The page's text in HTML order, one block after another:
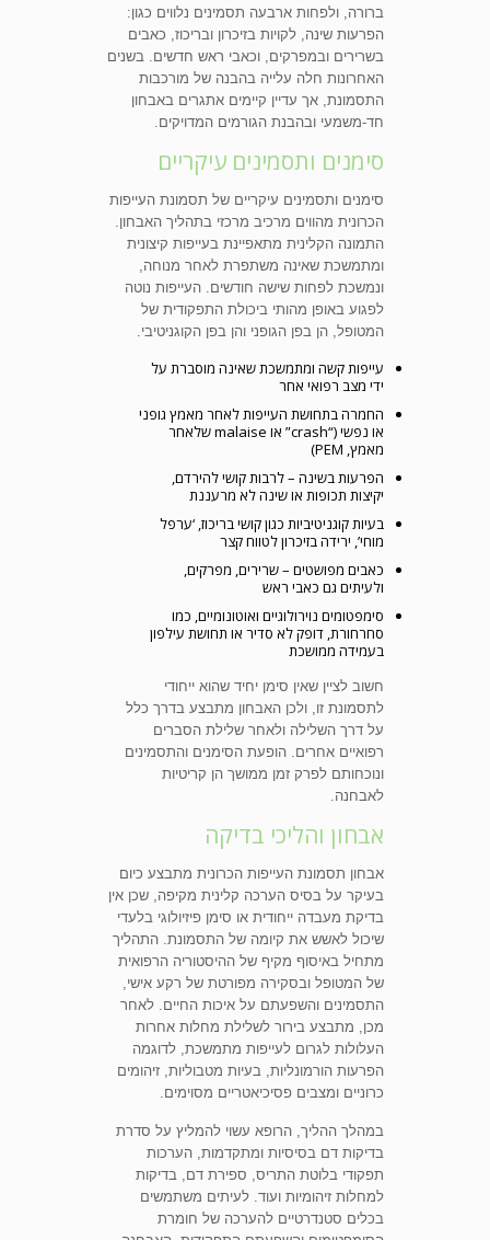
ברורה, ולפחות ארבעה תסמינים נלווים כגון:
הפרעות שינה, לקויות בזיכרון ובריכוז, כאבים
בשרירים ובמפרקים, וכאבי ראש חדשים. בשנים
האחרונות חלה עלייה בהבנה של מורכבות
התסמונת, אך עדיין קיימים אתגרים באבחון
חד-משמעי ובהבנת הגורמים המדויקים.
סימנים ותסמינים עיקריים
סימנים ותסמינים עיקריים של תסמונת העייפות
הכרונית מהווים מרכיב מרכזי בתהליך האבחון.
התמונה הקלינית מתאפיינת בעייפות קיצונית
ומתמשכת שאינה משתפרת לאחר מנוחה,
ונמשכת לפחות שישה חודשים. העייפות נוטה
לפגוע באופן מהותי ביכולת התפקודית של
המטופל, הן בפן הגופני והן בפן הקוגניטיבי.
עייפות קשה ומתמשכת שאינה מוסברת על
ידי מצב רפואי אחר
החמרה בתחושת העייפות לאחר מאמץ גופני
או נפשי (“crash” או malaise שלאחר
מאמץ, PEM)
הפרעות בשינה – לרבות קושי להירדם,
יקיצות תכופות או שינה לא מרעננת
בעיות קוגניטיביות כגון קושי בריכוז, ‘ערפל
מוחי’, ירידה בזיכרון לטווח קצר
כאבים מפושטים – שרירים, מפרקים,
ולעיתים גם כאבי ראש
סימפטומים נוירולוגיים ואוטונומיים, כמו
סחרחורת, דופק לא סדיר או תחושת עילפון
בעמידה ממושכת
חשוב לציין שאין סימן יחיד שהוא ייחודי
לתסמונת זו, ולכן האבחון מתבצע בדרך כלל
על דרך השלילה ולאחר שלילת הסברים
רפואיים אחרים. הופעת הסימנים והתסמינים
ונוכחותם לפרק זמן ממושך הן קריטיות
לאבחנה.
אבחון והליכי בדיקה
אבחון תסמונת העייפות הכרונית מתבצע כיום
בעיקר על בסיס הערכה קלינית מקיפה, שכן אין
בדיקת מעבדה ייחודית או סימן פיזיולוגי בלעדי
שיכול לאשש את קיומה של התסמונת. התהליך
מתחיל באיסוף מקיף של ההיסטוריה הרפואית
של המטופל ובסקירה מפורטת של רקע אישי,
התסמינים והשפעתם על איכות החיים. לאחר
מכן, מתבצע בירור לשלילת מחלות אחרות
העלולות לגרום לעייפות מתמשכת, לדוגמה
הפרעות הורמונליות, בעיות מטבוליות, זיהומים
כרוניים ומצבים פסיכיאטריים מסוימים.
במהלך ההליך, הרופא עשוי להמליץ על סדרת
בדיקות דם בסיסיות ומתקדמות, הערכות
תפקודי בלוטת התריס, ספירת דם, בדיקות
למחלות זיהומיות ועוד. לעיתים משתמשים
בכלים סטנדרטיים להערכה של חומרת